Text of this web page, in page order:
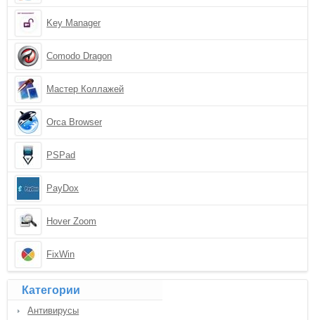
Key Manager
Comodo Dragon
Мастер Коллажей
Orca Browser
PSPad
PayDox
Hover Zoom
FixWin
Категории
Антивирусы